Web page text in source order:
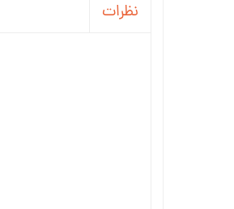
نظرات